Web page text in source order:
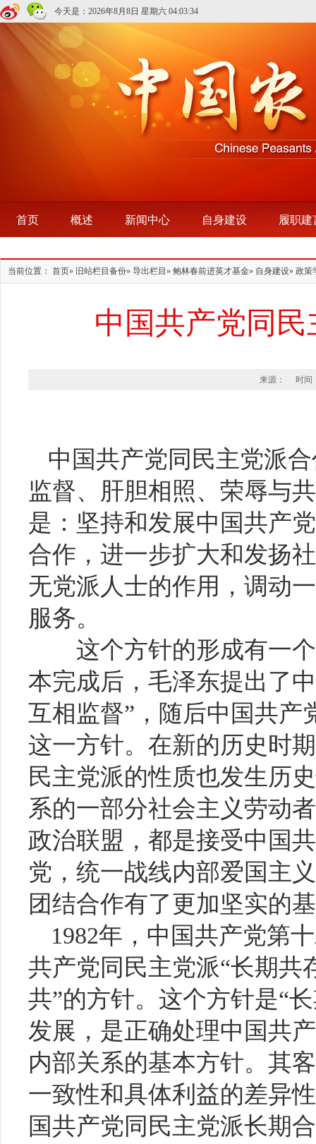
今天是： 2026年8月8日 星期六 04:03:34
首页 概述 新闻中心 自身建设 履职建
当前位置： 首页» 旧站栏目备份» 导出栏目 » 鲍林春前进英才基金» 自身建设» 政策
中国共产党同
来源： 时间
中国共产党同民主党派
监督、肝胆相照、荣辱与
是：坚持和发展中国共产
合作，进一步扩大和发扬
无党派人士的作用，调动
服务。
这个方针的形成有一个
本完成后，毛泽东提出了
互相监督”，随后中国共产
这一方针。在新的历史时
民主党派的性质也发生历
系的一部分社会主义劳动
政治联盟，都是接受中国
党，统一战线内部爱国主
团结合作有了更加坚实的
1982年，中国共产党第
共产党同民主党派“长期共
共”的方针。这个方针是“
发展，是正确处理中国共
内部关系的基本方针。其
一致性和具体利益的差异
国共产党同民主党派长期